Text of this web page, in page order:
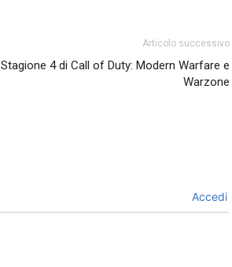
Articolo successivo
Stagione 4 di Call of Duty: Modern Warfare e
Warzone
Accedi